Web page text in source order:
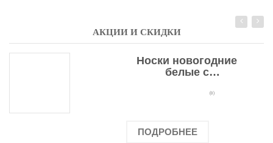
АКЦИИ И СКИДКИ
Носки новогодние
белые с
оленями(0)
ПОДРОБНЕЕ